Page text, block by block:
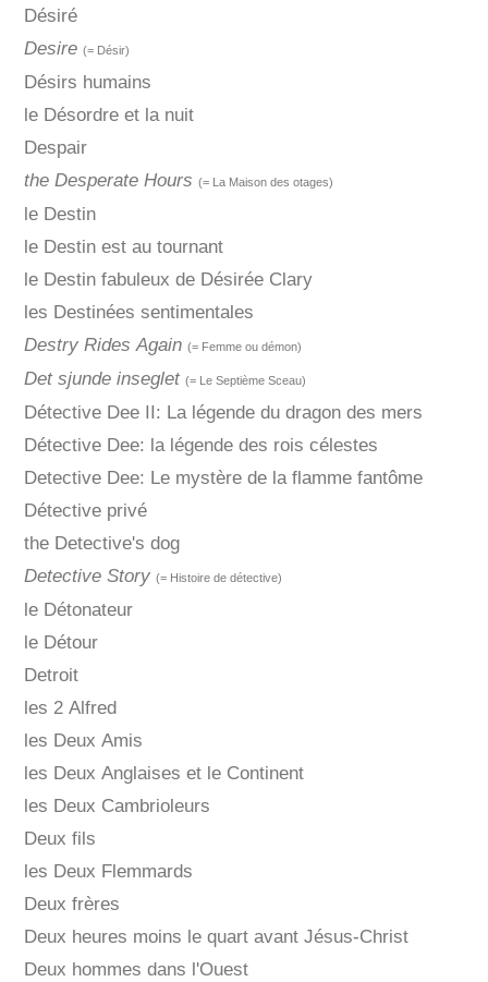
Désiré
Desire (= Désir)
Désirs humains
le Désordre et la nuit
Despair
the Desperate Hours (= La Maison des otages)
le Destin
le Destin est au tournant
le Destin fabuleux de Désirée Clary
les Destinées sentimentales
Destry Rides Again (= Femme ou démon)
Det sjunde inseglet (= Le Septième Sceau)
Détective Dee II: La légende du dragon des mers
Détective Dee: la légende des rois célestes
Detective Dee: Le mystère de la flamme fantôme
Détective privé
the Detective's dog
Detective Story (= Histoire de détective)
le Détonateur
le Détour
Detroit
les 2 Alfred
les Deux Amis
les Deux Anglaises et le Continent
les Deux Cambrioleurs
Deux fils
les Deux Flemmards
Deux frères
Deux heures moins le quart avant Jésus-Christ
Deux hommes dans l'Ouest